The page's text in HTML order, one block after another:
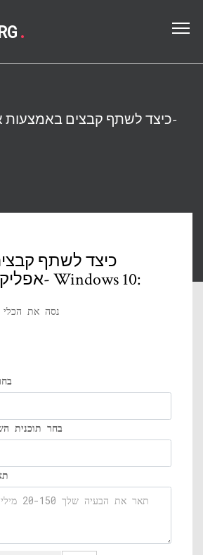
.
כיצד לשתף קבצים באמצעות
כיצד לשתף
אפליקציית דואר ב- Windows 10:
נסה את הכלי
בחר תוכנית